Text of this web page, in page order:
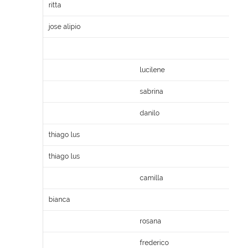
ritta
jose alipio
lucilene
sabrina
danilo
thiago lus
thiago lus
camilla
bianca
rosana
frederico